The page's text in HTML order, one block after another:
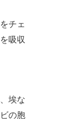
チェ
吸収
埃な
の胞